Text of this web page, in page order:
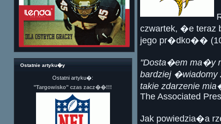
Ostatnie artyku�y
Ostatni artyku�:
"Targowisko" czas zacz��!!!
czwartek, �e teraz
jego pr�dko��
"Dosta�em ma�y
bardziej
takie zdarzenie
The Associated
Jak powiedzia�a